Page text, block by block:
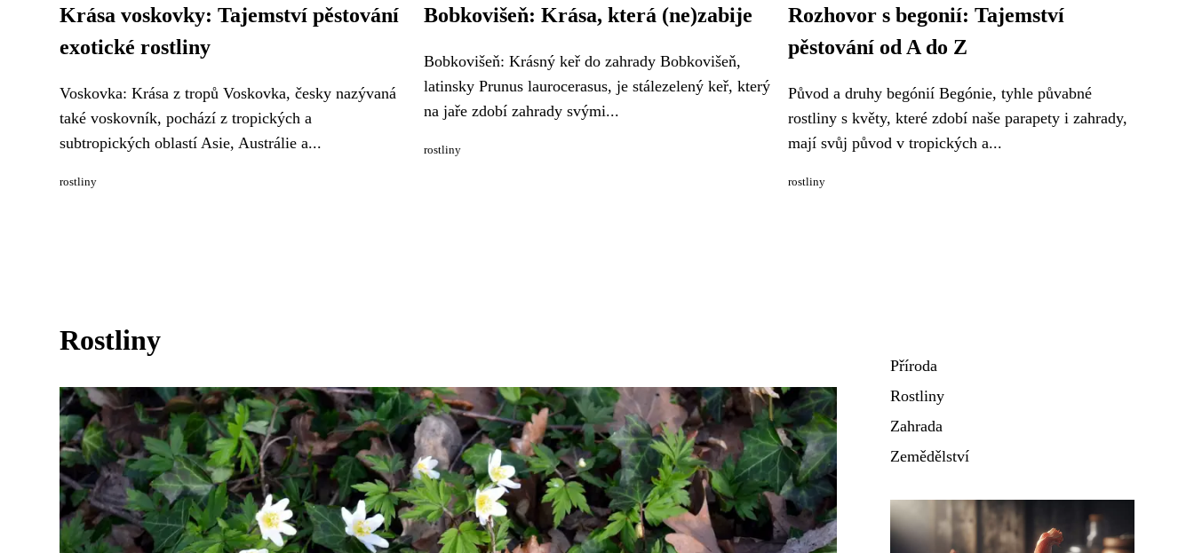
Krása voskovky: Tajemství pěstování
exotické rostliny
Voskovka: Krása z tropů Voskovka, česky nazývaná
také voskovník, pochází z tropických a
subtropických oblastí Asie, Austrálie a...
rostliny
Bobkovišeň: Krása, která (ne)zabije
Bobkovišeň: Krásný keř do zahrady Bobkovišeň,
latinsky Prunus laurocerasus, je stálezelený keř, který
na jaře zdobí zahrady svými...
rostliny
Rozhovor s begonií: Tajemství
pěstování od A do Z
Původ a druhy begónií Begónie, tyhle půvabné
rostliny s květy, které zdobí naše parapety i zahrady,
mají svůj původ v tropických a...
rostliny
Rostliny
Příroda
Rostliny
Zahrada
Zemědělství